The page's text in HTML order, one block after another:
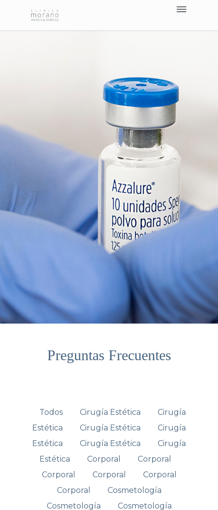
Tratamientos >
Preguntas Frecuentes
Todos Cirugía Estética
Cirugía
Estética
Cirugía Estética
Cirugía
Estética
Cirugía Estética
Cirugía
Estética
Corporal
Corporal
Corporal
Corporal
Corporal
Corporal
Cosmetología
Cosmetología
Cosmetología